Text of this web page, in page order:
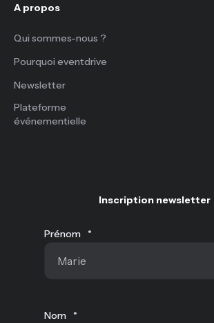
A propos
Qui sommes-nous ?
Pourquoi eventdrive
Newsletter
Plateforme
événementielle
Inscription newsletter
Prénom *
Nom *